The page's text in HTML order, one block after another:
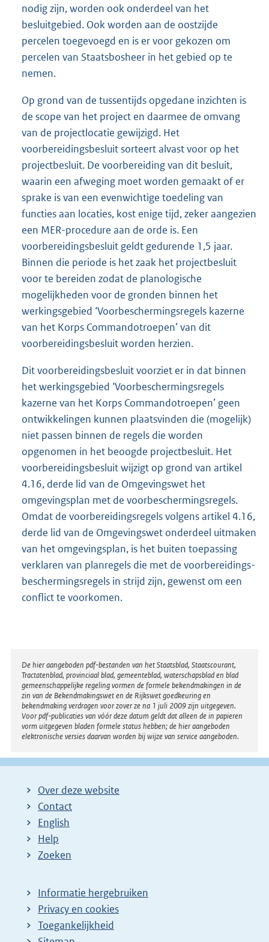
nodig zijn, worden ook onderdeel van het
besluitgebied. Ook worden aan de oostzijde
percelen toegevoegd en is er voor gekozen om
percelen van Staatsbosheer in het gebied op te
nemen.
Op grond van de tussentijds opgedane inzichten is
de scope van het project en daarmee de omvang
van de projectlocatie gewijzigd. Het
voorbereidingsbesluit sorteert alvast voor op het
projectbesluit. De voorbereiding van dit besluit,
waarin een afweging moet worden gemaakt of er
sprake is van een evenwichtige toedeling van
functies aan locaties, kost enige tijd, zeker aangezien
een MER-procedure aan de orde is. Een
voorbereidingsbesluit geldt gedurende 1,5 jaar.
Binnen die periode is het zaak het projectbesluit
voor te bereiden zodat de planologische
mogelijkheden voor de gronden binnen het
werkingsgebied ‘Voorbeschermingsregels kazerne
van het Korps Commandotroepen’ van dit
voorbereidingsbesluit worden herzien.
Dit voorbereidingsbesluit voorziet er in dat binnen
het werkingsgebied ‘Voorbeschermingsregels
kazerne van het Korps Commandotroepen’ geen
ontwikkelingen kunnen plaatsvinden die (mogelijk)
niet passen binnen de regels die worden
opgenomen in het beoogde projectbesluit. Het
voorbereidingsbesluit wijzigt op grond van artikel
4.16, derde lid van de Omgevingswet het
omgevingsplan met de voorbeschermingsregels.
Omdat de voorbereidingsregels volgens artikel 4.16,
derde lid van de Omgevingswet onderdeel uitmaken
van het omgevingsplan, is het buiten toepassing
verklaren van planregels die met de voorbereidings-
beschermingsregels in strijd zijn, gewenst om een
conflict te voorkomen.
Disclaimer
De hier aangeboden pdf-bestanden van het Staatsblad, Staatscourant,
Tractatenblad, provinciaal blad, gemeenteblad, waterschapsblad en blad
gemeenschappelijke regeling vormen de formele bekendmakingen in de
zin van de Bekendmakingswet en de Rijkswet goedkeuring en
bekendmaking verdragen voor zover ze na 1 juli 2009 zijn uitgegeven.
Voor pdf-publicaties van vóór deze datum geldt dat alleen de in papieren
vorm uitgegeven bladen formele status hebben; de hier aangeboden
elektronische versies daarvan worden bij wijze van service aangeboden.
Over deze website
Contact
English
Help
Zoeken
Informatie hergebruiken
Privacy en cookies
Toegankelijkheid